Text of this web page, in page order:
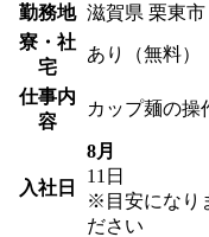
勤務地 滋賀県 栗東市
寮・社
宅
あり（無料）
仕事内
容
カップ麺の操
入社日
8月
11日
※目安になり
ださい